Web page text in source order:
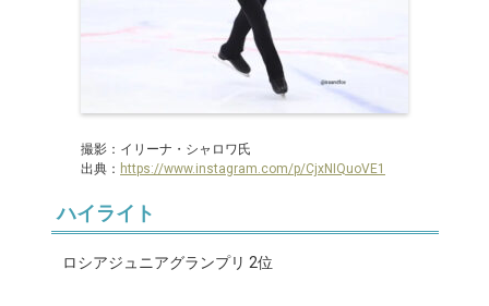
撮影：イリーナ・シャロワ氏
出典： https://www.instagram.com/p/CjxNIQuoVE1
ハイライト
ロシアジュニアグランプリ 2位